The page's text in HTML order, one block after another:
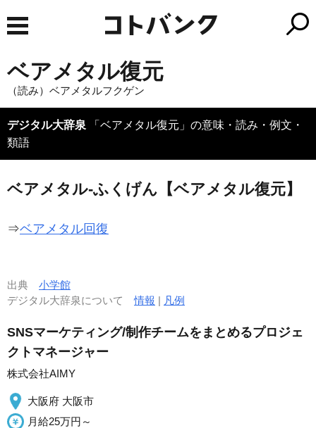
ベアメタル復元
（読み）ベアメタルフクゲン
デジタル大辞泉 「ベアメタル復元」の意味・読み・例文・
類語
ベアメタル‐ふくげん【ベアメタル復元】
⇒ベアメタル回復
出典 小学館
デジタル大辞泉について情報 | 凡例
SNSマーケティング/制作チームをまとめるプロジェ
クトマネージャー
株式会社AIMY
大阪府 大阪市
月給25万円～